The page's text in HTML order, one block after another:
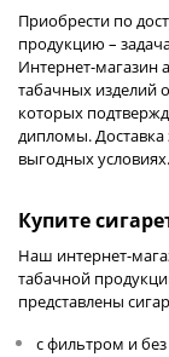
Приобрести по
продукцию –
Интернет-магазин
табачных изделий
которых
дипломы. Доставка
выгодных условиях.
Купите
Наш интернет-
табачной
представлены
с фильтром и